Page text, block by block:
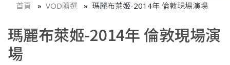
首頁 VOD隨選 瑪麗布萊姬-2014年 倫敦現場演場
瑪麗布萊姬-2014年 倫敦現場演
場